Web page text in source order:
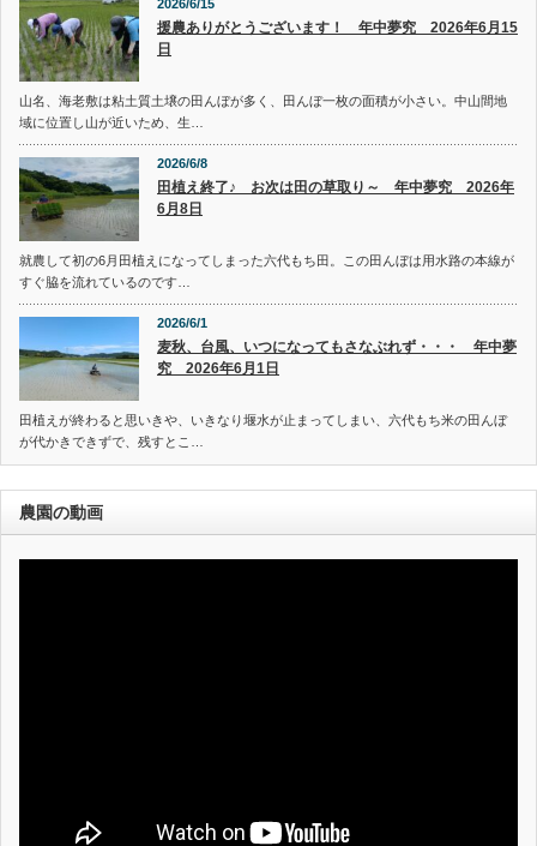
2026/6/15
援農ありがとうございます！ 年中夢究 2026年6月15
日
山名、海老敷は粘土質土壌の田んぼが多く、田んぼ一枚の面積が小さい。中山間地
域に位置し山が近いため、生…
2026/6/8
田植え終了♪ お次は田の草取り～ 年中夢究 2026年
6月8日
就農して初の6月田植えになってしまった六代もち田。この田んぼは用水路の本線が
すぐ脇を流れているのです…
2026/6/1
麦秋、台風、いつになってもさなぶれず・・・ 年中夢
究 2026年6月1日
田植えが終わると思いきや、いきなり堰水が止まってしまい、六代もち米の田んぼ
が代かきできずで、残すとこ…
農園の動画